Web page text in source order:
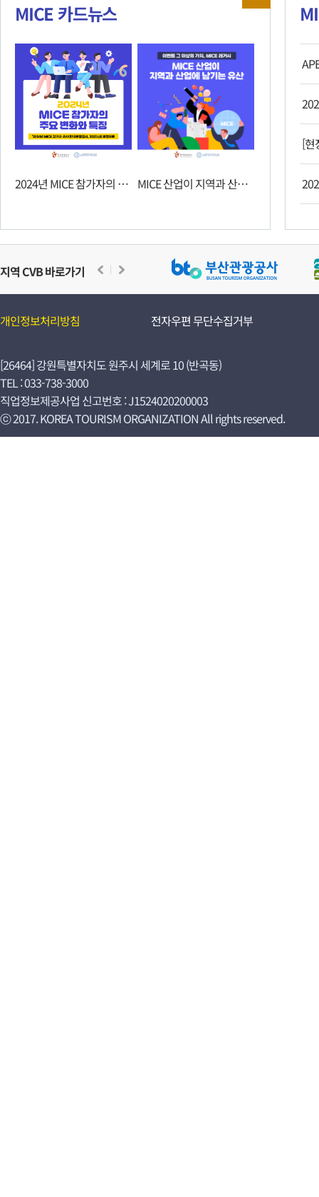
MICE 카드뉴스
2024년 MICE 참가자의 주요 변화와 특징 MICE 산업이 지역과 산업에 남기는 유산
[현
지역 CVB 바로가기
개인정보처리방침 전자우편 무단수집거부
[26464] 강원특별자치도 원주시 세계로 10 (반곡동)
TEL : 033-738-3000
직업정보제공사업 신고번호 : J1524020200003
ⓒ 2017. KOREA TOURISM ORGANIZATION All rights reserved.